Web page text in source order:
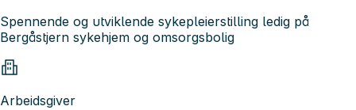
Spennende og utviklende sykepleierstilling ledig på
Bergåstjern sykehjem og omsorgsbolig
Arbeidsgiver